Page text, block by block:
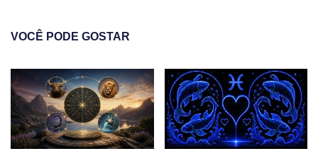
VOCÊ PODE GOSTAR